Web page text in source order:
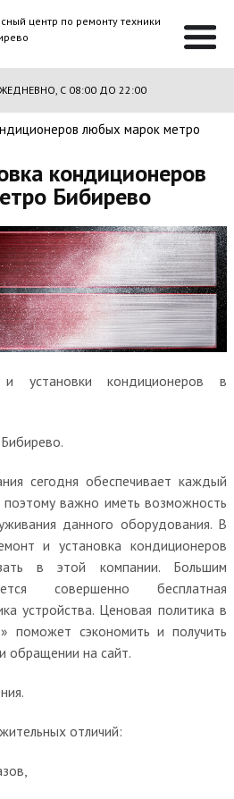
центр по ремонту техники
С 08:00 ДО 22:00
любых марок метро
кондиционеров
Бибирево
установки кондиционеров в
сегодня обеспечивает каждый
важно иметь возможность
данного оборудования. В
и установка кондиционеров
в этой компании. Большим
совершенно бесплатная
устройства. Ценовая политика в
поможет сэкономить и получить
обращении на сайт.
отличий: